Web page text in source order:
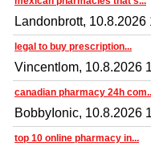
Landonbrott,
legal to buy prescription...
Vincentlom, 10.8.2026
canadian pharmacy 24h
BobbyIonic, 10.8.2026
top 10 online pharmacy in...